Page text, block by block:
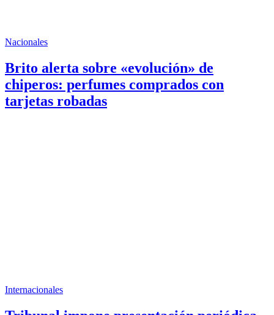
Nacionales
Brito alerta sobre «evolución» de
chiperos: perfumes comprados con
tarjetas robadas
Internacionales